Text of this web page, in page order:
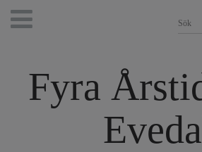
Fyra